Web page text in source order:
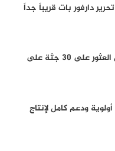
دارفور بات قريباً جداً
شهود يكشفون تفاصيل العثور على 30 جثة على
ودعم كامل لإنتاج